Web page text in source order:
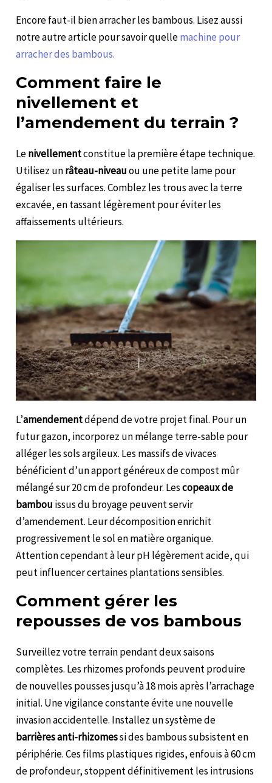
Encore faut-il bien arracher les bambous. Lisez aussi
notre autre article pour savoir quellemachine pour
arracher des bambous.
Comment faire le
nivellement et
l’amendement du terrain ?
Lenivellementconstitue la première étape technique.
Utilisez unrâteau-niveauou une petite lame pour
égaliser les surfaces. Comblez les trous avec la terre
excavée, en tassant légèrement pour éviter les
affaissements ultérieurs.
L’amendementdépend de votre projet final. Pour un
futur gazon, incorporez un mélange terre-sable pour
alléger les sols argileux. Les massifs de vivaces
bénéficient d’un apport généreux de compost mûr
mélangé sur 20 cm de profondeur. Lescopeaux de
bambou issus du broyage peuvent servir
d’amendement. Leur décomposition enrichit
progressivement le sol en matière organique.
Attention cependant à leur pH légèrement acide, qui
peut influencer certaines plantations sensibles.
Comment gérer les
repousses de vos bambous
Surveillez votre terrain pendant deux saisons
complètes. Les rhizomes profonds peuvent produire
de nouvelles pousses jusqu’à 18 mois après l’arrachage
initial. Une vigilance constante évite une nouvelle
invasion accidentelle. Installez un système de
barrières anti-rhizomessi des bambous subsistent en
périphérie. Ces films plastiques rigides, enfouis à 60 cm
de profondeur, stoppent définitivement les intrusions